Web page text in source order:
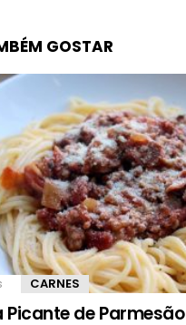
GOSTAR
CARNES
Picante de Parmesão